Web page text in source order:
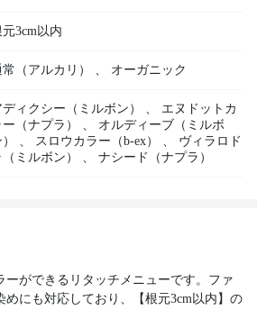
元3cm以内
（アルカリ） 、 オーガニック
ディクシー（ミルボン） 、
エヌドットカ
ー（ナプラ）
、
オルディーブ（ミルボ
、 スロウカラー（b-ex） 、
ヴィラロド
（ミルボン）
、 ナシード（ナプラ）
ーができるリタッチメニューです。ファ
めにも対応しており、【根元3cm以内】の